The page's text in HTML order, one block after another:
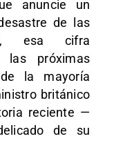
anuncie un
de las
esa cifra
las próximas
la mayoría
británico
reciente —
de su